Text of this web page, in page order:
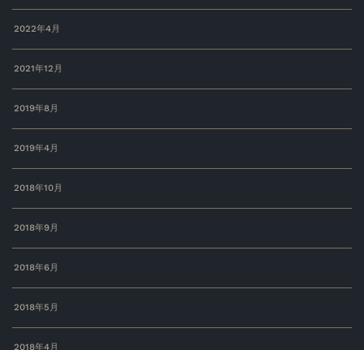
2022年4月
2021年12月
2019年8月
2019年4月
2018年10月
2018年9月
2018年6月
2018年5月
2018年4月